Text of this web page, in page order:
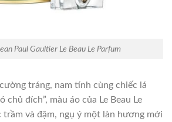
Paul Gaultier Le Beau Le Parfum
tráng, nam tính cùng chiếc lá
chủ đích”, màu áo của Le Beau Le
trầm và đậm, ngụ ý một làn hương mới